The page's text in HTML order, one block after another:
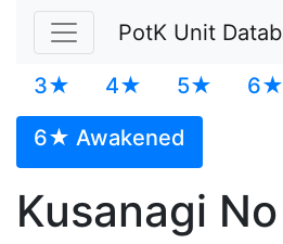
PotK Unit
3★ 4★ 5★
6★
6★ Awakened
Kusanagi